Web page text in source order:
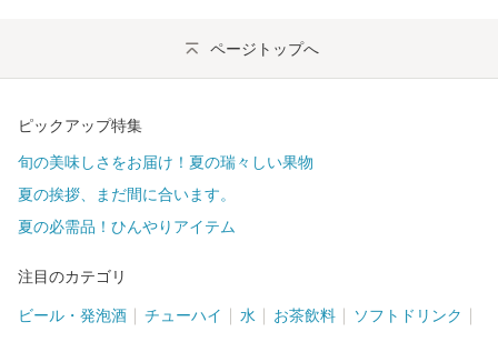
ページトップへ
ピックアップ特集
旬の美味しさをお届け！夏の瑞々しい果物
夏の挨拶、まだ間に合います。
夏の必需品！ひんやりアイテム
注目のカテゴリ
ビール・発泡酒 チューハイ 水 お茶飲料 ソフトドリンク